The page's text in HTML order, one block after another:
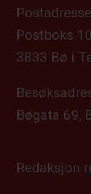
Postboks
3833 Bø i
Bøgata 69,
Redaksjon